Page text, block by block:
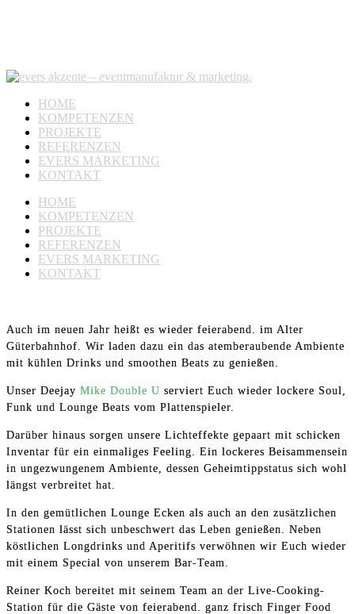
HOME
KOMPETENZEN
PROJEKTE
REFERENZEN
EVERS MARKETING
KONTAKT
HOME
KOMPETENZEN
PROJEKTE
REFERENZEN
EVERS MARKETING
KONTAKT
Auch im neuen Jahr heißt es wieder feierabend. im Alter
Güterbahnhof. Wir laden dazu ein das atemberaubende Ambiente
mit kühlen Drinks und smoothen Beats zu genießen.
Unser Deejay Mike Double U serviert Euch wieder lockere Soul,
Funk und Lounge Beats vom Plattenspieler.
Darüber hinaus sorgen unsere Lichteffekte gepaart mit schicken
Inventar für ein einmaliges Feeling. Ein lockeres Beisammensein
in ungezwungenem Ambiente, dessen Geheimtippstatus sich wohl
längst verbreitet hat.
In den gemütlichen Lounge Ecken als auch an den zusätzlichen
Stationen lässt sich unbeschwert das Leben genießen. Neben
köstlichen Longdrinks und Aperitifs verwöhnen wir Euch wieder
mit einem Special von unserem Bar-Team.
Reiner Koch bereitet mit seinem Team an der Live-Cooking-
Station für die Gäste von feierabend. ganz frisch Finger Food